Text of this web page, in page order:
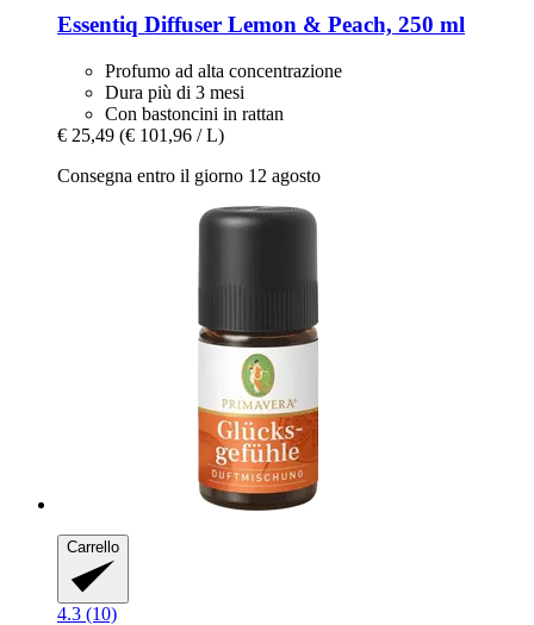
Essentiq Diffuser Lemon & Peach, 250 ml
Profumo ad alta concentrazione
Dura più di 3 mesi
Con bastoncini in rattan
€ 25,49 (€ 101,96 / L)
Consegna entro il giorno 12 agosto
Carrello
4.3 (10)